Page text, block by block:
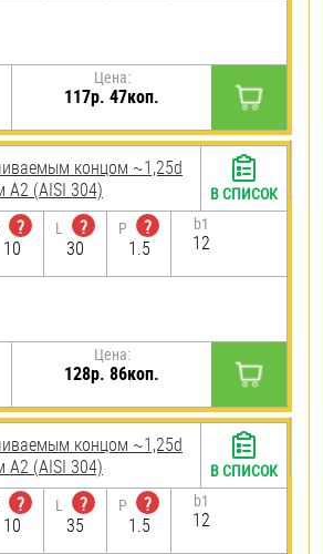
Цена:
117р. 47коп.
концом ~1,25d
А2 (AISI 304)
?
10
L
?
30
P
?
1.5
b1
12
Цена:
128р. 86коп.
В СПИСОК
концом ~1,25d
А2 (AISI 304)
?
10
L
?
35
P
?
1.5
b1
12
В СПИСОК